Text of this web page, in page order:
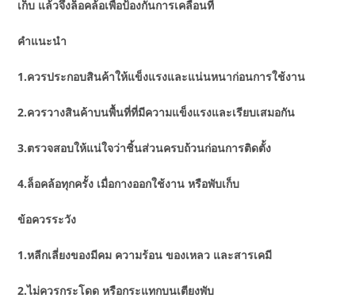
เก็บ แล้วจึงล็อคล้อเพื่อป้องกันการเคลื่อนที่
คำแนะนำ
1.ควรประกอบสินค้าให้แข็งแรงและแน่นหนาก่อนการใช้งาน
2.ควรวางสินค้าบนพื้นที่ที่มีความแข็งแรงและเรียบเสมอกัน
3.ตรวจสอบให้แน่ใจว่าชิ้นส่วนครบถ้วนก่อนการติดตั้ง
4.ล็อคล้อทุกครั้ง เมื่อกางออกใช้งาน หรือพับเก็บ
ข้อควรระวัง
1.หลีกเลี่ยงของมีคม ความร้อน ของเหลว และสารเคมี
2.ไม่ควรกระโดด หรือกระแทกบนเตียงพับ